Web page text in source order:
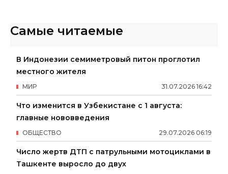
Самые читаемые
В Индонезии семиметровый питон проглотил
местного жителя
31.07.2026 16:42
МИР
Что изменится в Узбекистане с 1 августа:
главные нововведения
29.07.2026 06:19
ОБЩЕСТВО
Число жертв ДТП с патрульными мотоциклами в
Ташкенте выросло до двух